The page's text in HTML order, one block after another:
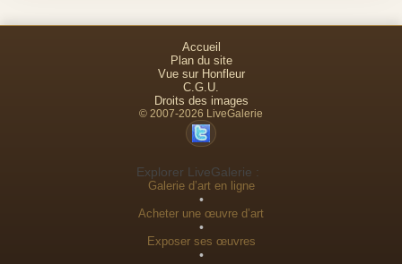
Accueil
Plan du site
Vue sur Honfleur
C.G.U.
Droits des images
© 2007-2026 LiveGalerie
Explorer LiveGalerie :
Galerie d’art en ligne
•
Acheter une œuvre d’art
•
Exposer ses œuvres
•